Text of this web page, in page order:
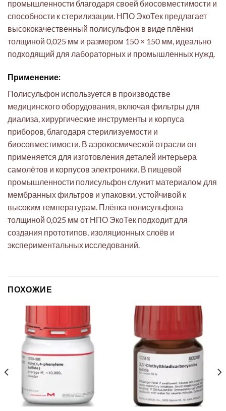
промышленности благодаря своей биосовместимости и
способности к стерилизации. НПО ЭкоТек предлагает
высококачественный полисульфон в виде плёнки
толщиной 0,025 мм и размером 150 × 150 мм, идеально
подходящий для лабораторных и промышленных нужд.
Применение:
Полисульфон используется в производстве
медицинского оборудования, включая фильтры для
диализа, хирургические инструменты и корпуса
приборов, благодаря стерилизуемости и
биосовместимости. В аэрокосмической отрасли он
применяется для изготовления деталей интерьера
самолётов и корпусов электроники. В пищевой
промышленности полисульфон служит материалом для
мембранных фильтров и упаковки, устойчивой к
высоким температурам. Плёнка полисульфона
толщиной 0,025 мм от НПО ЭкоТек подходит для
создания прототипов, изоляционных слоёв и
экспериментальных исследований.
ПОХОЖИЕ